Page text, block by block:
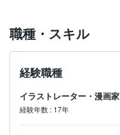
職種・スキル
経験職種
イラストレーター・漫画家
経験年数 : 17年